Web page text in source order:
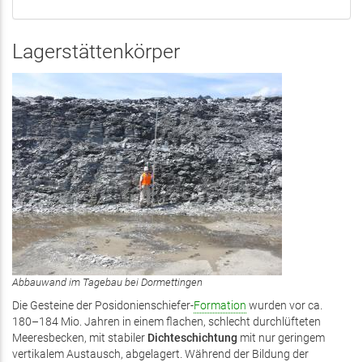
Lagerstättenkörper
Abbauwand im Tagebau bei Dormettingen
Die Gesteine der Posidonienschiefer-Formation wurden vor ca.
180–184 Mio. Jahren in einem flachen, schlecht durchlüfteten
Meeresbecken, mit stabiler Dichteschichtung mit nur geringem
vertikalem Austausch, abgelagert. Während der Bildung der